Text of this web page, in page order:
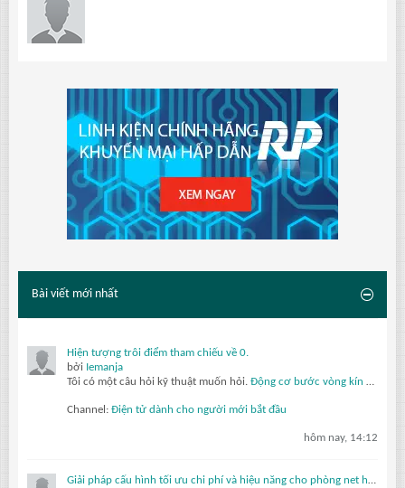
Bài viết mới nhất
Hiện tượng trôi điểm tham chiếu về 0.
bởi Iemanja
Tôi có một câu hỏi kỹ thuật muốn hỏi. Động cơ bước vòng kín
Channel: Điện tử dành cho người mới bắt đầu
hôm nay, 14:12
Giải pháp cấu hình tối ưu chi phí và hiệu năng cho phòng net hiện đại với AMD Ryzen 7 5700G, 5700X và Radeon RX 6500XT, 7600 8GB